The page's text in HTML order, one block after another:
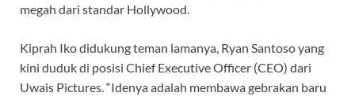
megah dari standar Hollywood.
Kiprah Iko didukung teman lamanya, Ryan Santoso yang
kini duduk di posisi Chief Executive Officer (CEO) dari
Uwais Pictures. “Idenya adalah membawa gebrakan baru